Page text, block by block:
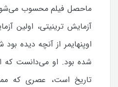
ماحصل فیلم محسوب
آزمایش ترینیتی، اولین
اوپنهایمر از آنچه دیده
شده بود. او می‌دانست که
تاریخ است، عصری که